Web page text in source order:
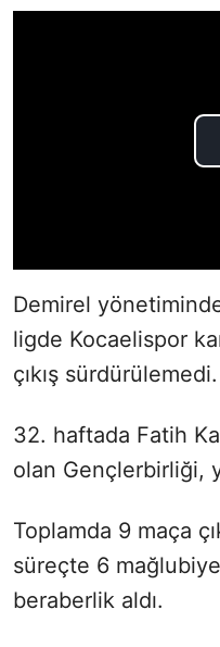
Demirel
ligde Kocaelispor
çıkış sürdürülemedi.
32. haftada Fatih
olan Gençlerbirliği,
Toplamda 9 maça
süreçte 6
beraberlik aldı.